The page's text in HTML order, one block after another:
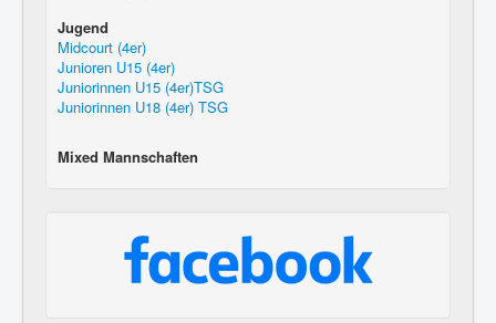
Jugend
Midcourt (4er)
Junioren U15 (4er)
Juniorinnen U15 (4er)TSG
Juniorinnen U18 (4er) TSG
Mixed Mannschaften